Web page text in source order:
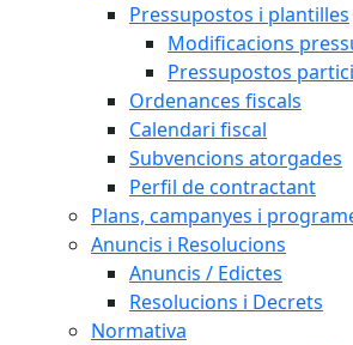
Pressupostos i plantilles
Modificacions
Pressupostos
Ordenances fiscals
Calendari fiscal
Subvencions atorgades
Perfil de contractant
Plans, campanyes i
Anuncis i Resolucions
Anuncis / Edictes
Resolucions i Decrets
Normativa